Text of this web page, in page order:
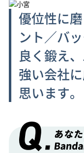
優位性に
ント／バ
良く鍛え、
強い会社に
思います。